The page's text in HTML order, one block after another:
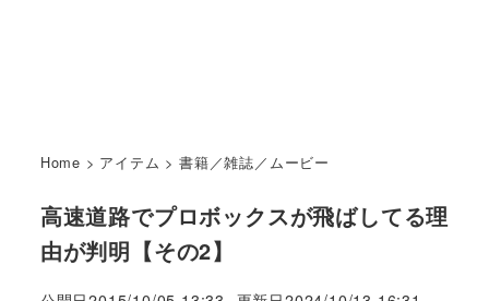
Home > アイテム >書籍／雑誌／ムービー
高速道路でプロボックスが飛ばしてる理
由が判明【その2】